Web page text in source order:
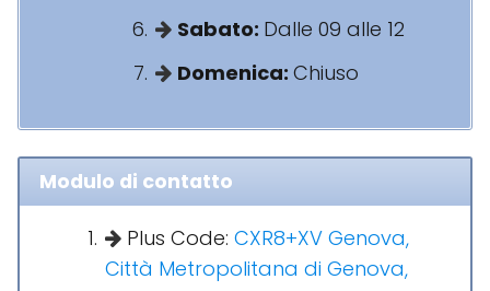
Sabato: Dalle 09 alle 12
Domenica: Chiuso
Modulo di contatto
Plus Code: CXR8+XV Genova,
Città Metropolitana di Genova,